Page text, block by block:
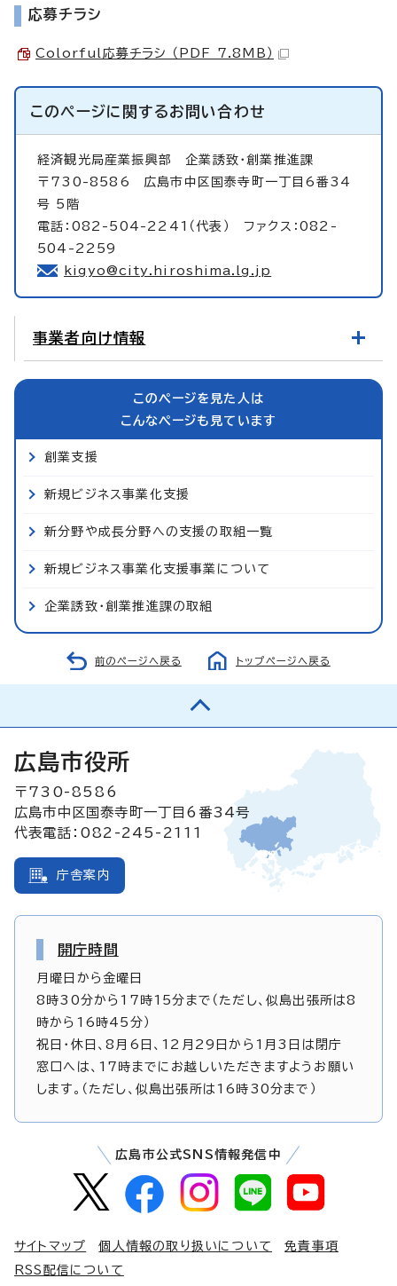
応募チラシ
Colorful応募チラシ （PDF 7.8MB）
このページに関するお問い合わせ
経済観光局産業振興部企業誘致・創業推進課
〒730-8586 広島市中区国泰寺町一丁目6番34
号 5階
電話：082-504-2241（代表） ファクス：082-
504-2259
kigyo@city.hiroshima.lg.jp
事業者向け情報
このページを見た人は
こんなページも見ています
創業支援
新規ビジネス事業化支援
新分野や成長分野への支援の取組一覧
新規ビジネス事業化支援事業について
企業誘致・創業推進課の取組
前のページへ戻る トップページへ戻る
広島市役所
〒730-8586
広島市中区国泰寺町一丁目6番34号
代表電話：082-245-2111
庁舎案内
開庁時間
月曜日から金曜日
8時30分から17時15分まで（ただし、似島出張所は8
時から16時45分）
祝日・休日、8月6日、12月29日から1月3日は閉庁
窓口へは、17時までにお越しいただきますようお願い
します。（ただし、似島出張所は16時30分まで）
広島市公式SNS情報発信中
サイトマップ 個人情報の取り扱いについて
免責事項
RSS配信について